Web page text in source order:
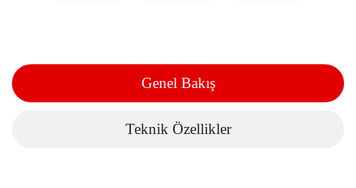
Genel Bakış
Teknik Özellikler